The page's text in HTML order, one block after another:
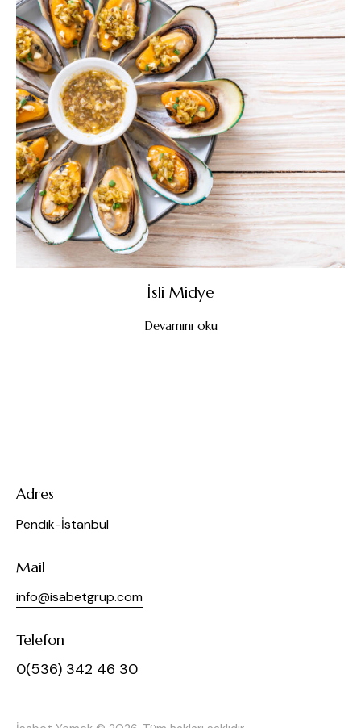
İsli Midye
Devamını oku
Adres
Pendik-İstanbul
Mail
info@isabetgrup.com
Telefon
0(536) 342 46 30